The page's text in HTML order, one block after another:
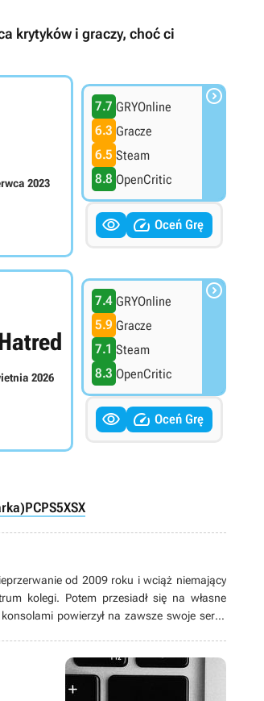
krytyków i graczy, choć ci
2023
7.7 GRYOnline
6.3 Gracze
6.5 Steam
8.8 OpenCritic

  Oceń Grę
2026
7.4 GRYOnline
5.9 Gracze
7.1 Steam
8.3 OpenCritic

  Oceń Grę
PCPS5XSX
od 2009 roku i wciąż niemający
kolegi. Potem przesiadł się na własne
powierzył na zawsze swoje serce